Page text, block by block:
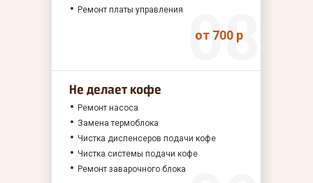
Ремонт платы управления
от 700 р
Не делает кофе
Ремонт насоса
Замена термоблока
Чистка диспенсеров подачи кофе
Чистка системы подачи кофе
Ремонт заварочного блока